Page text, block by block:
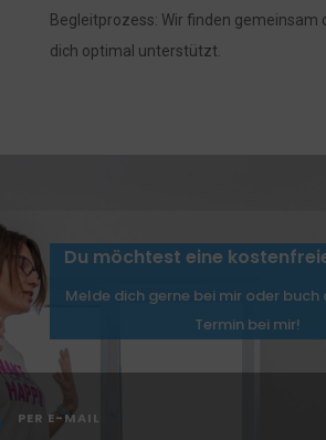
Begleitprozess: Wir finden gemeinsam
dich optimal unterstützt.
Du möchtest eine
Melde dich gerne bei mir oder buch
Termin bei mir!
PER E-MAIL